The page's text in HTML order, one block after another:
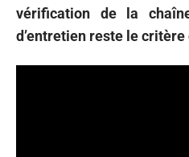
vérification de la
d’entretien reste le critère